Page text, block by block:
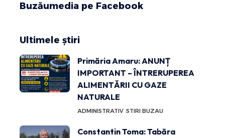
Buzăumedia pe Facebook
Ultimele știri
Primăria Amaru: ANUNȚ
IMPORTANT – ÎNTRERUPEREA
ALIMENTĂRII CU GAZE
NATURALE
ADMINISTRATIV STIRI BUZAU
Constantin Toma: Tabăra